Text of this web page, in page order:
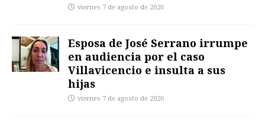
viernes 7 de agosto de 2026
Esposa de José Serrano irrumpe
en audiencia por el caso
Villavicencio e insulta a sus
hijas
viernes 7 de agosto de 2026